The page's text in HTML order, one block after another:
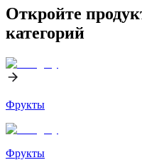
Откройте
категорий
Фрукты
Фрукты